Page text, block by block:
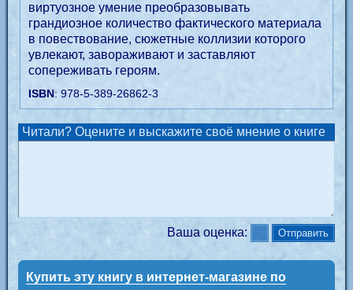
виртуозное умение преобразовывать
грандиозное количество фактического материала
в повествование, сюжетные коллизии которого
увлекают, завораживают и заставляют
сопереживать героям.
ISBN: 978-5-389-26862-3
Читали? Оцените и выскажите своё мнение о книге
Ваша оценка:
Купить эту книгу в интернет-магазине по